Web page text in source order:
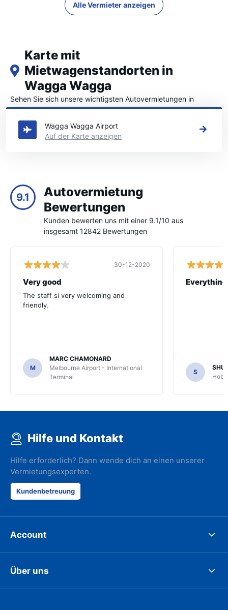
Alle Vermieter anzeigen
Karte mit
Mietwagenstandorten in
Wagga Wagga
Sehen Sie sich unsere wichtigsten Autovermietungen in
Wagga Wagga an
Wagga Wagga Airport
Auf der Karte anzeigen
9.1
Autovermietung
Bewertungen
Kunden bewerten uns mit einer 9.1/10 aus
insgesamt 12842 Bewertungen
30-12-2020
Very good
The staff si very welcoming and
friendly.
M
MARC CHAMONARD
Melbourne Airport - International
Terminal
S
Hilfe und Kontakt
Hilfe erforderlich? Dann wende dich an einen unserer
Vermietungsexperten.
Kundenbetreuung
Account
Über uns